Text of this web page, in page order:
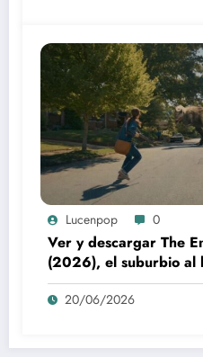
Lucenpop 0
Ver y descargar The
(2026), el suburbio al
la poética visual de
Street
20/06/2026